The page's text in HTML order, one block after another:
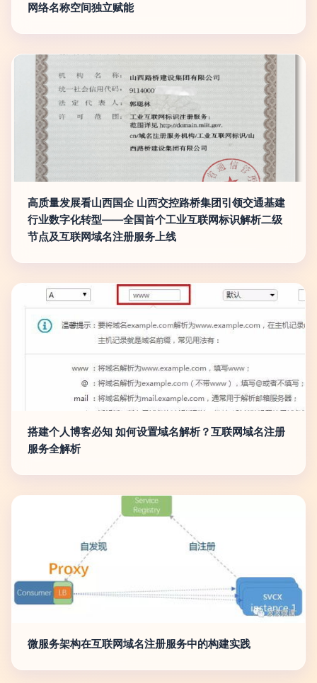
网络名称空间独立赋能
高质量发展看山西国企 山西交控路桥集团引领交通基建
行业数字化转型——全国首个工业互联网标识解析二级
节点及互联网域名注册服务上线
搭建个人博客必知 如何设置域名解析？互联网域名注册
服务全解析
微服务架构在互联网域名注册服务中的构建实践